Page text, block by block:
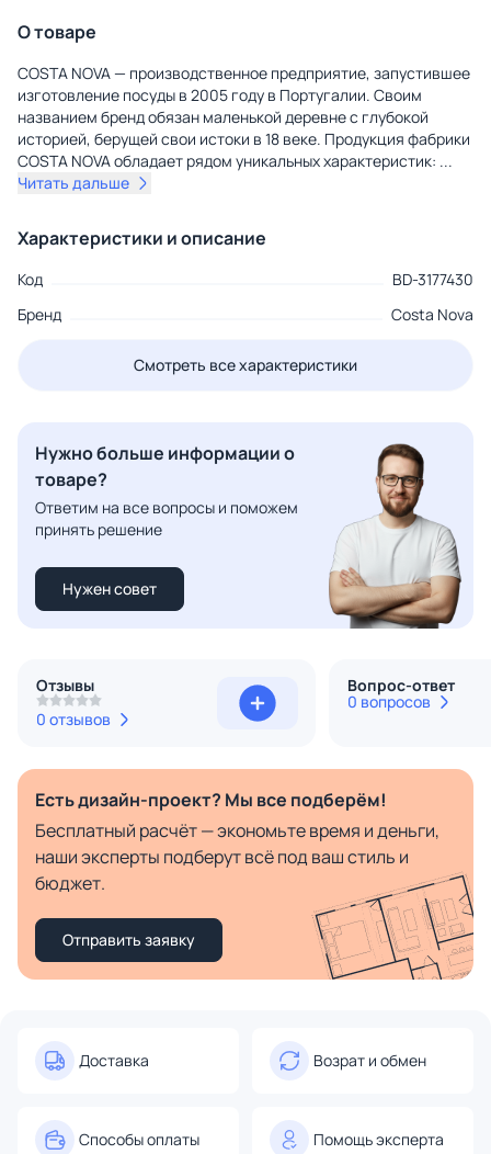
О товаре
COSTA NOVA — производственное предприятие, запустившее
изготовление посуды в 2005 году в Португалии. Своим
названием бренд обязан маленькой деревне с глубокой
историей, берущей свои истоки в 18 веке. Продукция фабрики
COSTA NOVA обладает рядом уникальных характеристик: ...
Читать дальше
Характеристики и описание
Код
BD-3177430
Бренд
Costa Nova
Смотреть все характеристики
Нужно больше информации о
товаре?
Ответим на все вопросы и поможем
принять решение
Нужен совет
Отзывы
0 отзывов
Вопрос-ответ
0 вопросов
Есть дизайн-проект? Мы все подберём!
Бесплатный расчёт — экономьте время и деньги,
наши эксперты подберут всё под ваш стиль и
бюджет.
Отправить заявку
Доставка Возрат и обмен
Способы оплаты Помощь эксперта